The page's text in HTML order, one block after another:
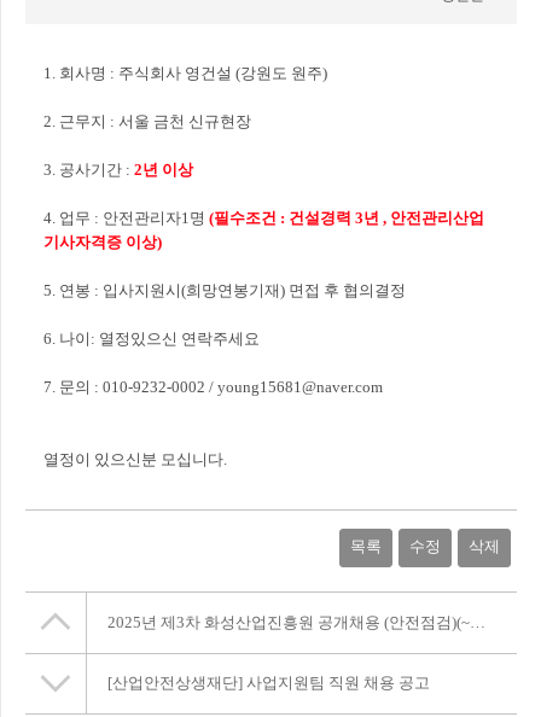
1. 회사명 : 주식회사 영건설 (강원도 원주)
2. 근무지 : 서울 금천 신규현장
3. 공사기간 : 2년 이상
4. 업무 : 안전관리자1명 (필수조건 : 건설경력 3년 , 안전관리산업
기사자격증 이상)
5. 연봉 : 입사지원시(희망연봉기재) 면접 후 협의결정
6. 나이: 열정있으신 연락주세요
7. 문의 : 010-9232-0002 / young15681@naver.com
열정이 있으신분 모십니다.
목록 수정 삭제
2025년 제3차 화성산업진흥원 공개채용 (안전점검)(~5/7)
[산업안전상생재단] 사업지원팀 직원 채용 공고